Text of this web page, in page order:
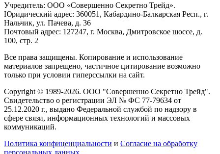
Учредитель: ООО «Совершенно Секретно Трейд».
Юридический адрес: 360051, Кабардино-Балкарская Респ., г.
Нальчик, ул. Пачева, д. 36
Почтовый адрес: 127247, г. Москва, Дмитровское шоссе, д.
100, стр. 2
Все права защищены. Копирование и использование
материалов запрещено, частичное цитирование возможно
только при условии гиперссылки на сайт.
Copyright © 1989-2026. ООО "Совершенно Секретно Трейд".
Свидетельство о регистрации ЭЛ № ФС 77-79634 от
25.12.2020 г., выдано Федеральной службой по надзору в
сфере связи, информационных технологий и массовых
коммуникаций.
Политика конфиценциальности и Согласие на обработку
персональных данных